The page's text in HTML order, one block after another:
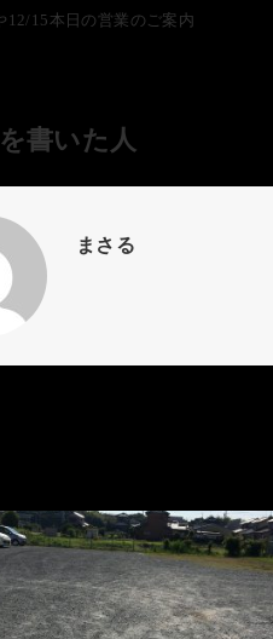
12/15本日の営業のご案内
書いた人
まさる